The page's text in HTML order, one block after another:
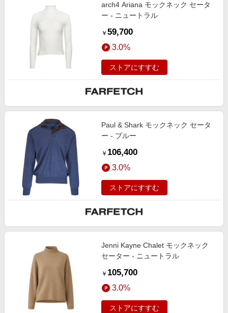
arch4 Ariana モックネック セータ
ー - ニュートラル
￥ 59,700
3.0%
ストアにすすむ
Paul & Shark モックネック セータ
ー - ブルー
￥ 106,400
3.0%
ストアにすすむ
Jenni Kayne Chalet モックネック
セーター - ニュートラル
￥ 105,700
3.0%
ストアにすすむ